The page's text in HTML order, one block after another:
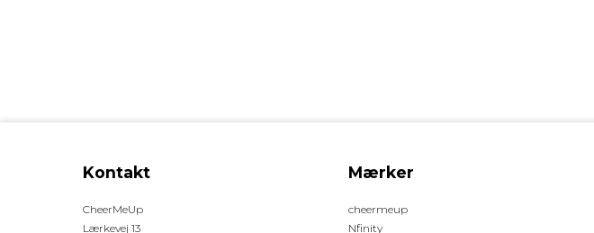
Kontakt
CheerMeUp
Lærkevej 13
Mærker
cheermeup
Nfinity